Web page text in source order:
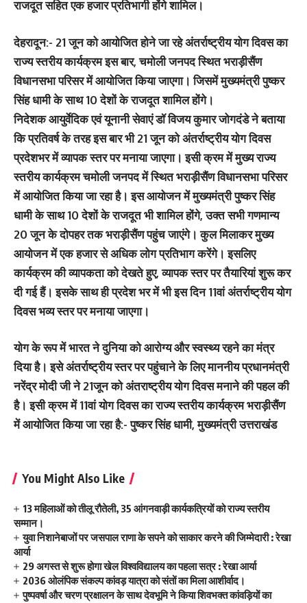
राजदूत सहित एक हजार प्रतिभागी होंगे शामिल।
देहरादून:- 21 जून को आयोजित होने जा रहे अंतर्राष्ट्रीय योग दिवस का
राज्य स्तरीय कार्यक्रम इस बार, चमोली जनपद स्थित भराड़ीसैंण
विधानसभा परिसर में आयोजित किया जाएगा। जिसमें मुख्यमंत्री पुष्कर
सिंह धामी के साथ 10 देशों के राजदूत शामिल होंगे।
निदेशक आयुर्वेदिक एवं यूनानी सेवाएं डॉ विजय कुमार जोगदंडे ने बताया
कि प्रतिवर्ष के तरह इस बार भी 21 जून को अंतर्राष्ट्रीय योग दिवस
प्रदेशभर में व्यापक स्तर पर मनाया जाएगा। इसी क्रम में मुख्य राज्य
स्तरीय कार्यक्रम चमोली जनपद में स्थित भराड़ीसैंण विधानसभा परिसर
में आयोजित किया जा रहा है। इस आयोजन में मुख्यमंत्री पुष्कर सिंह
धामी के साथ 10 देशों के राजदूत भी शामिल होंगे, उक्त सभी गणमान्य
20 जून के दोपहर तक भराड़ीसैंण पहुंच जाएंगे। कुल मिलाकर मुख्य
आयोजन में एक हजार से अधिक लोग प्रतिभाग करेंगे। इसलिए
कार्यक्रम की व्यापकता को देखते हुए, व्यापक स्तर पर तैयारियां शुरू कर
दी गई हैं। इसके साथ ही प्रदेश भर में भी इस दिन 11वां अंतर्राष्ट्रीय योग
दिवस भव्य स्तर पर मनाया जाएगा।
योग के रूप में भारत ने दुनिया को आरोग्य और स्वस्थ्य रहने का मंत्र
दिया है। इसे अंतर्राष्ट्रीय स्तर पर पहुंचाने के लिए माननीय प्रधानमंत्री
नरेंद्र मोदी जी ने 21जून को अंतराष्ट्रीय योग दिवस मनाने की पहल की
है। इसी क्रम में 11वां योग दिवस का राज्य स्तरीय कार्यक्रम भराड़ीसैंण
में आयोजित किया जा रहा है:-पुष्कर सिंह धामी, मुख्यमंत्री उत्तराखंड
You Might Also Like
13 महिलाओं को तीलू रौतेली, 35 आंगनवाड़ी कार्यकत्रियों को राज्य स्तरीय
सम्मान।
युवा निशानेबाजों पर जसपाल राणा के सपने को साकार करने की जिम्मेदारी : रेखा
आर्या
29 अगस्त से शुरू होगा खेल विश्वविद्यालय का पहला सत्र : रेखा आर्या
2036 ओलंपिक संकल्प कांवड़ यात्रा को संतों का मिला आशीर्वाद।
पुष्पवर्षा और चरण प्रक्षालन के साथ देवभूमि ने किया शिवभक्त कांवड़ियों का